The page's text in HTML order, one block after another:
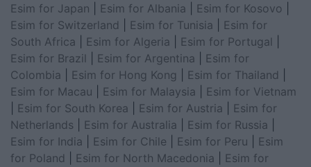
Esim for Japan
Esim for Albania Esim for Kosovo
Esim for Switzerland
Esim for Tunisia
Esim for
South Africa
Esim for Algeria Esim for Portugal
Esim for Brazil
Esim for Argentina
Esim for
Colombia
Esim for Hong Kong Esim for Thailand
Esim for Macau
Esim for Malaysia
Esim for Vietnam
Esim for South Korea Esim for Austria
Esim for
Netherlands
Esim for Australia Esim for Russia
Esim for India
Esim for Chile Esim for Peru
Esim
for Poland
Esim for North Macedonia
Esim for